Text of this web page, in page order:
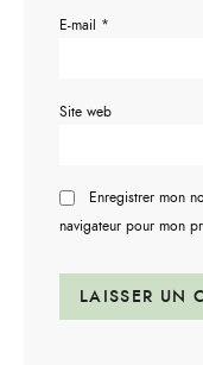
E-mail *
Site web
Enregistrer mon
navigateur pour mon